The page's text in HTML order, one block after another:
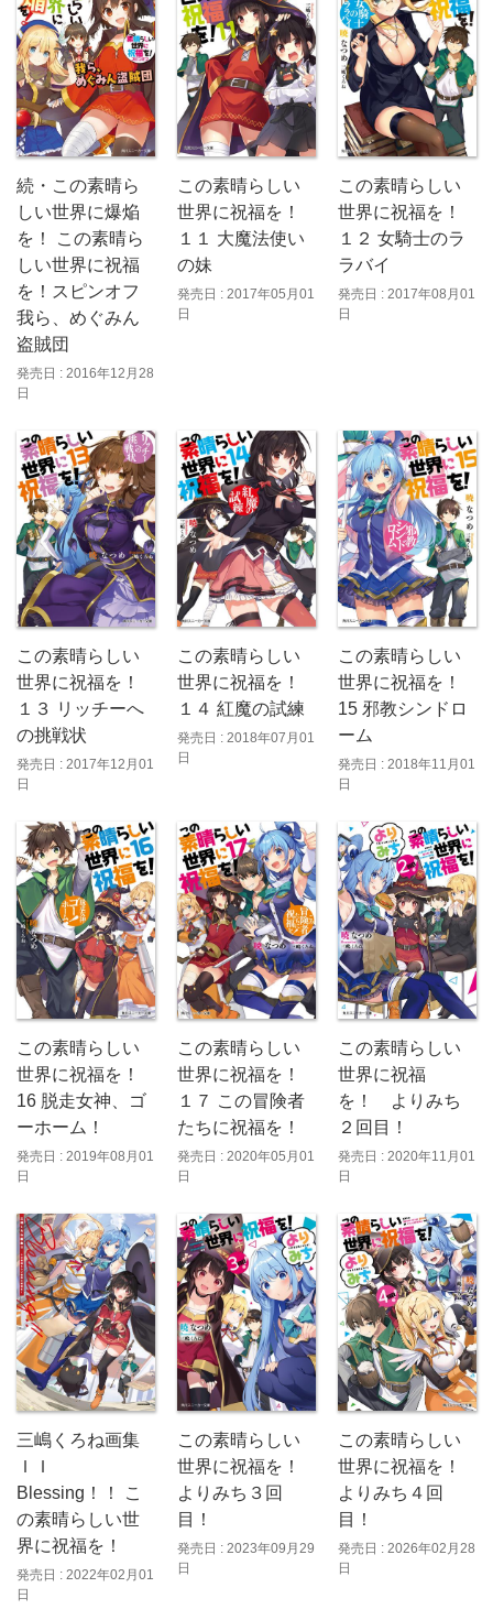
続・この素晴ら
しい世界に爆焔
を！ この素晴ら
しい世界に祝福
を！スピンオフ
我ら、めぐみん
盗賊団
発売日 : 2016年12月28
日
この素晴らしい
世界に祝福を！
１１ 大魔法使い
の妹
発売日 : 2017年05月01
日
この素晴らしい
世界に祝福を！
１２ 女騎士のラ
ラバイ
発売日 : 2017年08月01
日
この素晴らしい
世界に祝福を！
１３ リッチーへ
の挑戦状
発売日 : 2017年12月01
日
この素晴らしい
世界に祝福を！
１４ 紅魔の試練
発売日 : 2018年07月01
日
この素晴らしい
世界に祝福を！
15 邪教シンドロ
ーム
発売日 : 2018年11月01
日
この素晴らしい
世界に祝福を！
16 脱走女神、ゴ
ーホーム！
発売日 : 2019年08月01
日
この素晴らしい
世界に祝福を！
１７ この冒険者
たちに祝福を！
発売日 : 2020年05月01
日
この素晴らしい
世界に祝福
を！ よりみち
２回目！
発売日 : 2020年11月01
日
三嶋くろね画集
ＩＩ
Blessing！！ こ
の素晴らしい世
界に祝福を！
発売日 : 2022年02月01
日
この素晴らしい
世界に祝福を！
よりみち３回
目！
発売日 : 2023年09月29
日
この素晴らしい
世界に祝福を！
よりみち４回
目！
発売日 : 2026年02月28
日